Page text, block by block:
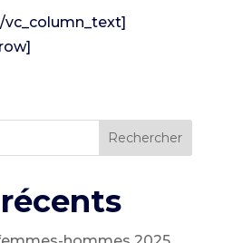
vc_column_text]
Rechercher